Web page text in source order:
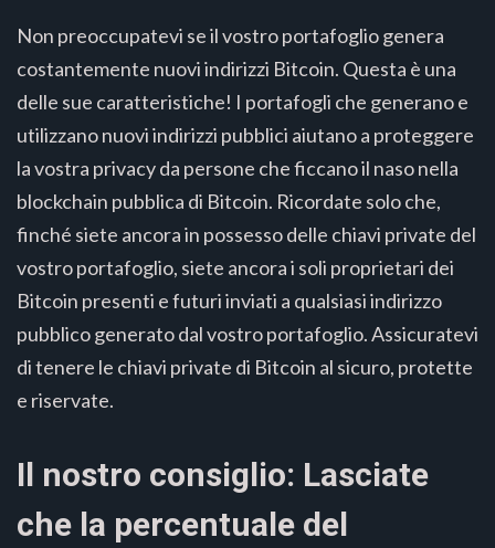
Non preoccupatevi se il vostro portafoglio genera
costantemente nuovi indirizzi Bitcoin. Questa è una
delle sue caratteristiche! I portafogli che generano e
utilizzano nuovi indirizzi pubblici aiutano a proteggere
la vostra privacy da persone che ficcano il naso nella
blockchain pubblica di Bitcoin. Ricordate solo che,
finché siete ancora in possesso delle chiavi private del
vostro portafoglio, siete ancora i soli proprietari dei
Bitcoin presenti e futuri inviati a qualsiasi indirizzo
pubblico generato dal vostro portafoglio. Assicuratevi
di tenere le chiavi private di Bitcoin al sicuro, protette
e riservate.
Il nostro consiglio: Lasciate
che la percentuale del